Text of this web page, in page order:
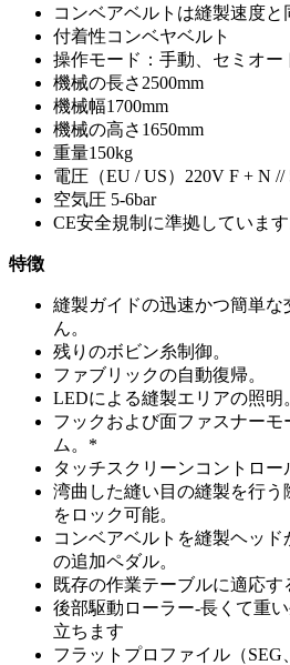
コンベアベルトは縫製速度と
付着性コンベヤベルト
操作モード：手動、セミオー
機械の長さ2500mm
機械幅1700mm
機械の高さ1650mm
重量150kg
電圧（EU / US）220V F + N //
空気圧 5-6bar
CE安全規制に準拠しています
特徴
縫製ガイドの迅速かつ簡単
ん。
残りのボビン糸制御。
ファブリックの自動復帰。
LEDによる縫製エリアの照明
フックおよび面ファスナー
ム。*
タッチスクリーンコントロー
湾曲した縫い目の縫製を行う
をロック可能。
コンベアベルトを縫製ヘッ
の追加ペダル。
既存の作業テーブルに適応
後部駆動ローラー-長くて重
立ちます
フラットプロファイル（SEG